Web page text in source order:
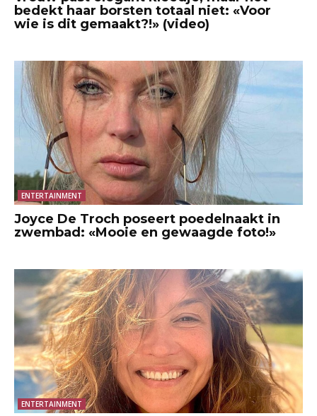
bedekt haar borsten totaal niet: «Voor
wie is dit gemaakt?!» (video)
ENTERTAINMENT
Joyce De Troch poseert poedelnaakt in
zwembad: «Mooie en gewaagde foto!»
ENTERTAINMENT